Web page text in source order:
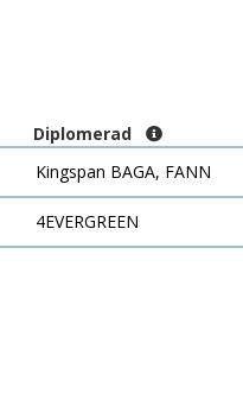
Diplomerad
Kingspan BAGA, FANN
4EVERGREEN